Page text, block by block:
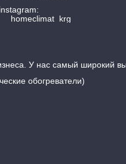
instagram
homeclimat_krg
У нас самый широкий
обогреватели)